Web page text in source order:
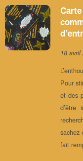
18 avril
Pour
et des
d’être
sachez
fait